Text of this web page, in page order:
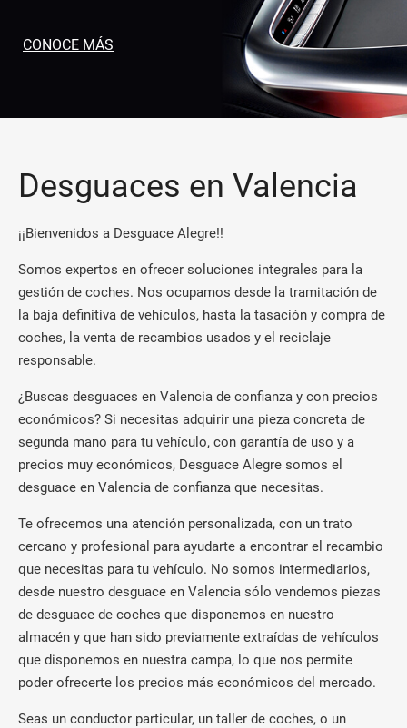
CONOCE MÁS
Desguaces en Valencia
¡¡Bienvenidos a Desguace Alegre!!
Somos expertos en ofrecer soluciones integrales para la
gestión de coches. Nos ocupamos desde la tramitación de
la baja definitiva de vehículos, hasta la tasación y compra de
coches, la venta de recambios usados y el reciclaje
responsable.
¿Buscas desguaces en Valencia de confianza y con precios
económicos? Si necesitas adquirir una pieza concreta de
segunda mano para tu vehículo, con garantía de uso y a
precios muy económicos, Desguace Alegre somos el
desguace en Valencia de confianza que necesitas.
Te ofrecemos una atención personalizada, con un trato
cercano y profesional para ayudarte a encontrar el recambio
que necesitas para tu vehículo. No somos intermediarios,
desde nuestro desguace en Valencia sólo vendemos piezas
de desguace de coches que disponemos en nuestro
almacén y que han sido previamente extraídas de vehículos
que disponemos en nuestra campa, lo que nos permite
poder ofrecerte los precios más económicos del mercado.
Seas un conductor particular, un taller de coches, o un